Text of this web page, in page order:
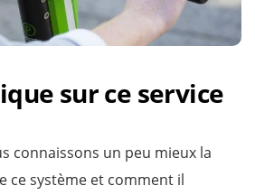
sur ce service
connaissons un peu mieux la
ce système et comment il